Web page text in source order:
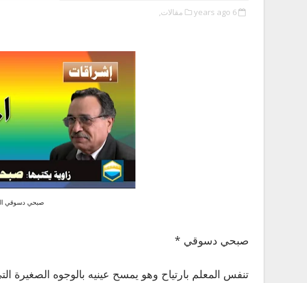
6 years ago مقالات,
صبحي دسوقي
صبحي دسوقي *
تنفس المعلم بارتياح وهو يمسح عينيه بالوجوه الصغيرة